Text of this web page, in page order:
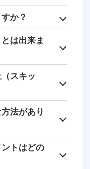
か？
は出来ま
スキッ
法があり
トはどの